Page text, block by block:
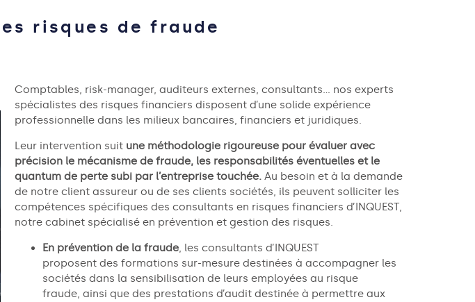
risques de fraude
Comptables, risk-manager, auditeurs externes, consultants… nos experts
spécialistes des risques financiers disposent d’une solide expérience
professionnelle dans les milieux bancaires, financiers et juridiques.
Leur intervention suit une méthodologie rigoureuse pour évaluer avec
précision le mécanisme de fraude, les responsabilités éventuelles et le
quantum de perte subi par l’entreprise touchée. Au besoin et à la demande
de notre client assureur ou de ses clients sociétés, ils peuvent solliciter les
compétences spécifiques des consultants en risques financiers d’INQUEST,
notre cabinet spécialisé en prévention et gestion des risques.
En prévention de la fraude, les consultants d’INQUEST
proposent des formations sur-mesure destinées à accompagner les
sociétés dans la sensibilisation de leurs employées au risque
fraude, ainsi que des prestations d’audit destinée à permettre aux